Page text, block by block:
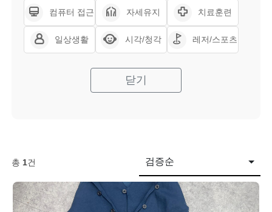
컴퓨터 접근 자세유지 치료훈련
일상생활 시각/청각 레저/스포츠
닫기
총 1건 검증순